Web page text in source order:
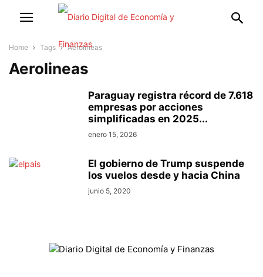
Home Tags Aerolineas
Aerolineas
Paraguay registra récord de 7.618
empresas por acciones
simplificadas en 2025...
enero 15, 2026
El gobierno de Trump suspende
los vuelos desde y hacia China
junio 5, 2020